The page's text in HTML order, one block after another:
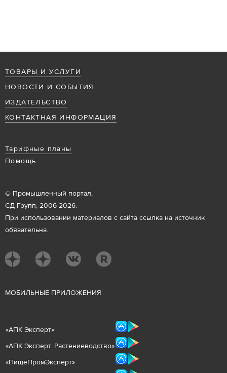
ТОВАРЫ И УСЛУГИ
НОВОСТИ И СОБЫТИЯ
ИЗДАТЕЛЬСТВО
КОНТАКТНАЯ ИНФОРМАЦИЯ
Тарифные планы
Помощь
© Промышленный портал,
СД Групп, 2006-2026.
При использовании материалов с сайта ссылка на источник
обязательна.
МОБИЛЬНЫЕ ПРИЛОЖЕНИЯ
«АПК Эксперт»
«АПК Эксперт. Растениеводство»
«ПищеПромЭксперт»